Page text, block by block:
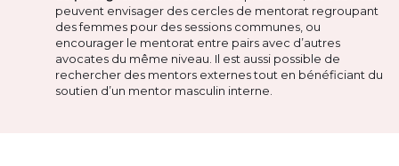
peuvent envisager des cercles de mentorat regroupant
des femmes pour des sessions communes, ou
encourager le mentorat entre pairs avec d’autres
avocates du même niveau. Il est aussi possible de
rechercher des mentors externes tout en bénéficiant du
soutien d’un mentor masculin interne.